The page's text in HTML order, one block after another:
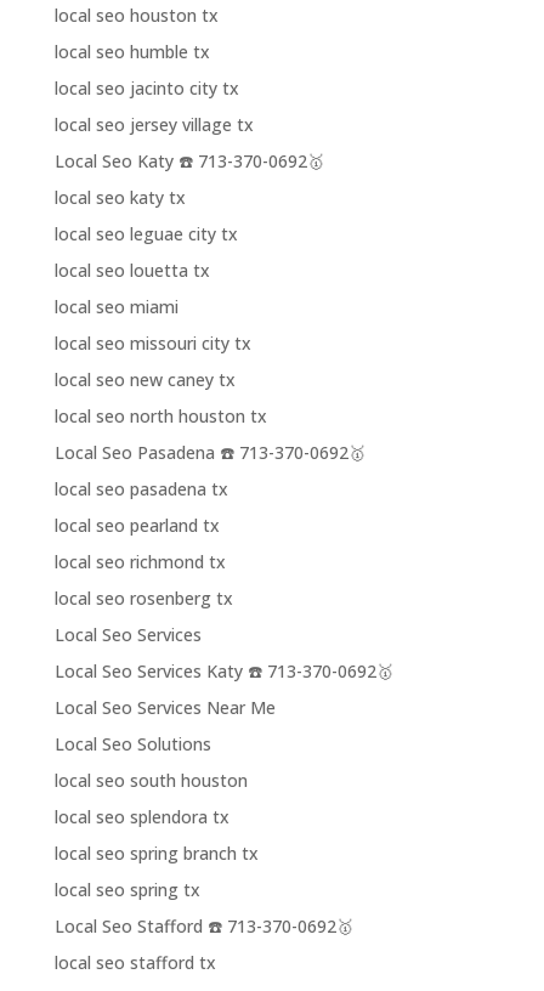
local seo houston tx
local seo humble tx
local seo jacinto city tx
local seo jersey village tx
Local Seo Katy ☎️ 713-370-0692🥇
local seo katy tx
local seo leguae city tx
local seo louetta tx
local seo miami
local seo missouri city tx
local seo new caney tx
local seo north houston tx
Local Seo Pasadena ☎️ 713-370-0692🥇
local seo pasadena tx
local seo pearland tx
local seo richmond tx
local seo rosenberg tx
Local Seo Services
Local Seo Services Katy ☎️ 713-370-0692🥇
Local Seo Services Near Me
Local Seo Solutions
local seo south houston
local seo splendora tx
local seo spring branch tx
local seo spring tx
Local Seo Stafford ☎️ 713-370-0692🥇
local seo stafford tx